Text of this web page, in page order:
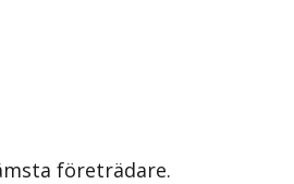
företrädare.